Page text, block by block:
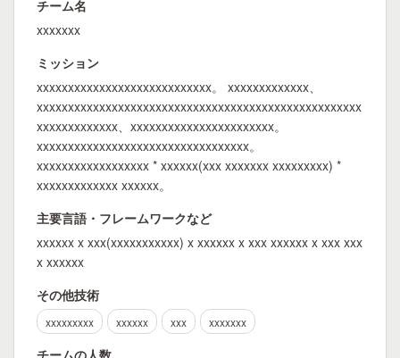
チーム名
xxxxxxx
ミッション
xxxxxxxxxxxxxxxxxxxxxxxxxxxx。 xxxxxxxxxxxxx、
xxxxxxxxxxxxxxxxxxxxxxxxxxxxxxxxxxxxxxxxxxxxxxxxxxxx
xxxxxxxxxxxxx、xxxxxxxxxxxxxxxxxxxxxxx。
xxxxxxxxxxxxxxxxxxxxxxxxxxxxxxxxxx。
xxxxxxxxxxxxxxxxxx * xxxxxx(xxx xxxxxxx xxxxxxxxx) *
xxxxxxxxxxxxx xxxxxx。
主要言語・フレームワークなど
xxxxxx x xxx(xxxxxxxxxxx) x xxxxxx x xxx xxxxxx x xxx xxx
x xxxxxx
その他技術
xxxxxxxxx xxxxxx xxx xxxxxxx
チームの人数